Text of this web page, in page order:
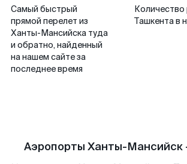
Самый быстрый
прямой перелет из
Ханты-Мансийска туда
и обратно, найденный
на нашем сайте за
последнее время
Ташкента в
Аэропорты Ханты-Мансийск